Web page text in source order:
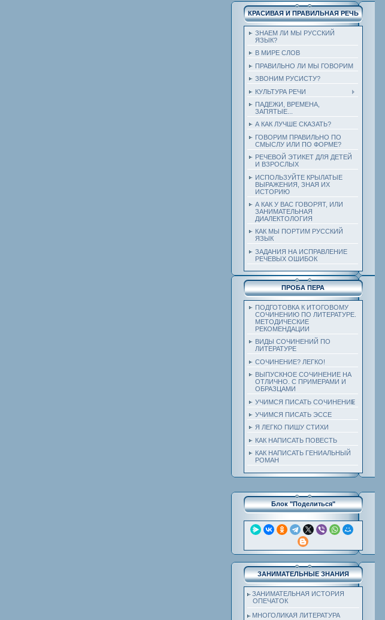
КРАСИВАЯ И ПРАВИЛЬНАЯ РЕЧЬ
ЗНАЕМ ЛИ МЫ РУССКИЙ
ЯЗЫК?
В МИРЕ СЛОВ
ПРАВИЛЬНО ЛИ МЫ ГОВОРИМ
ЗВОНИМ РУСИСТУ?
КУЛЬТУРА РЕЧИ
ПАДЕЖИ, ВРЕМЕНА,
ЗАПЯТЫЕ...
А КАК ЛУЧШЕ СКАЗАТЬ?
ГОВОРИМ ПРАВИЛЬНО ПО
СМЫСЛУ ИЛИ ПО ФОРМЕ?
РЕЧЕВОЙ ЭТИКЕТ ДЛЯ ДЕТЕЙ
И ВЗРОСЛЫХ
ИСПОЛЬЗУЙТЕ КРЫЛАТЫЕ
ВЫРАЖЕНИЯ, ЗНАЯ ИХ
ИСТОРИЮ
А КАК У ВАС ГОВОРЯТ, ИЛИ
ЗАНИМАТЕЛЬНАЯ
ДИАЛЕКТОЛОГИЯ
КАК МЫ ПОРТИМ РУССКИЙ
ЯЗЫК
ЗАДАНИЯ НА ИСПРАВЛЕНИЕ
РЕЧЕВЫХ ОШИБОК
ПРОБА ПЕРА
ПОДГОТОВКА К ИТОГОВОМУ
СОЧИНЕНИЮ ПО ЛИТЕРАТУРЕ.
МЕТОДИЧЕСКИЕ
РЕКОМЕНДАЦИИ
ВИДЫ СОЧИНЕНИЙ ПО
ЛИТЕРАТУРЕ
СОЧИНЕНИЕ? ЛЕГКО!
ВЫПУСКНОЕ СОЧИНЕНИЕ НА
ОТЛИЧНО. С ПРИМЕРАМИ И
ОБРАЗЦАМИ
УЧИМСЯ ПИСАТЬ СОЧИНЕНИЕ
УЧИМСЯ ПИСАТЬ ЭССЕ
Я ЛЕГКО ПИШУ СТИХИ
КАК НАПИСАТЬ ПОВЕСТЬ
КАК НАПИСАТЬ ГЕНИАЛЬНЫЙ
РОМАН
Блок "Поделиться"
ЗАНИМАТЕЛЬНЫЕ ЗНАНИЯ
ЗАНИМАТЕЛЬНАЯ ИСТОРИЯ
ОПЕЧАТОК
МНОГОЛИКАЯ ЛИТЕРАТУРА